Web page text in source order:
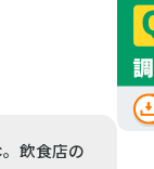
飲食店の